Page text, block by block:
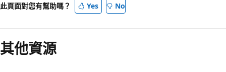
此頁面對您有幫助嗎？ Yes No
其他資源